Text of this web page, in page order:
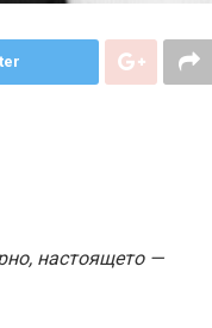
настоящето —